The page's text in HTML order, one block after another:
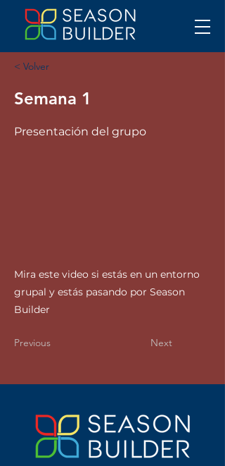
< Volver
Semana 1
Presentación del grupo
Mira este video si estás en un entorno
grupal y estás pasando por Season
Builder
Previous Next